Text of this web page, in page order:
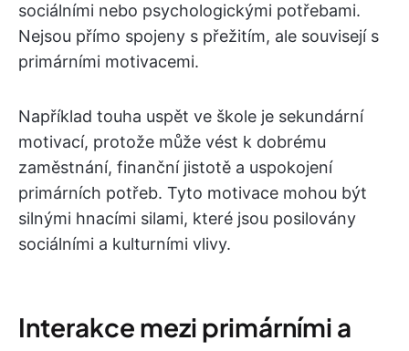
sociálními nebo psychologickými potřebami.
Nejsou přímo spojeny s přežitím, ale souvisejí s
primárními motivacemi.
Například touha uspět ve škole je sekundární
motivací, protože může vést k dobrému
zaměstnání, finanční jistotě a uspokojení
primárních potřeb. Tyto motivace mohou být
silnými hnacími silami, které jsou posilovány
sociálními a kulturními vlivy.
Interakce mezi primárními a